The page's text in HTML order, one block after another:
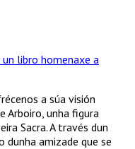
libro homenaxe a
a súa visión
Arboiro, unha figura
Sacra. A través dun
amizade que se